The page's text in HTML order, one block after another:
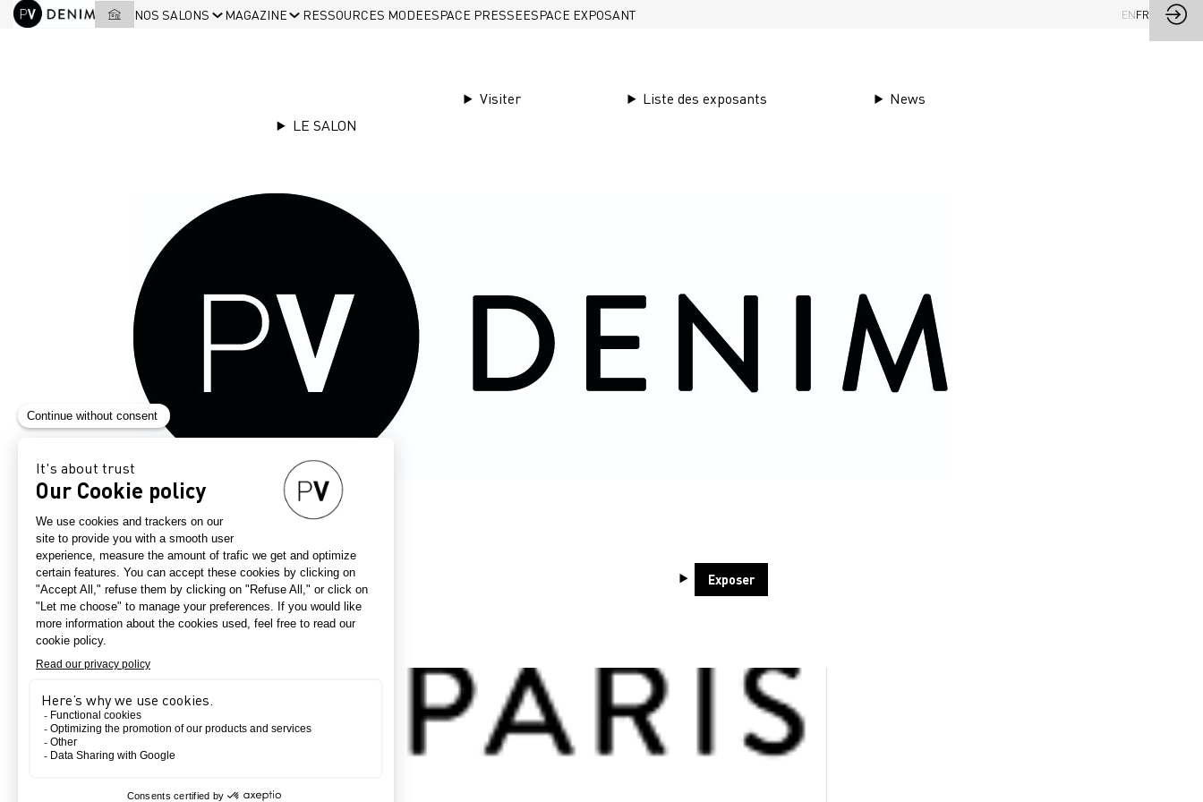
NOS SALONS MAGAZINE RESSOURCES MODEESPACE PRESSEESPACE EXPOSANT ENFR
TOSCANA TESSUTI BY STAMPERIA TOSCANA
Demander un RDV
Envoyer un message
TOSCANA TESSUTI BY STAMPERIA
TOSCANA
LE SALON
Visiter Liste des exposants News
Exposer